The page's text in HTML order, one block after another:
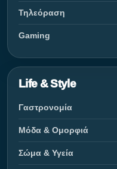
Τηλεόραση
Gaming
Life & Style
Γαστρονομία
Μόδα & Ομορφιά
Σώμα & Υγεία